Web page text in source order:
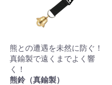
熊との遭遇を未然に防ぐ！
真鍮製で遠くまでよく響
く！
熊鈴（真鍮製）